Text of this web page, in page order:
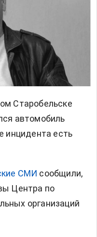
Старобельске
автомобиль
инцидента есть
СМИ сообщили,
Центра по
организаций